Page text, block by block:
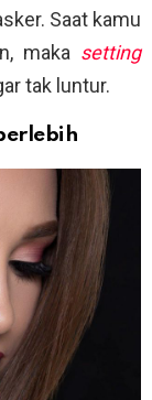
Saat kamu
maka setting
tak luntur.